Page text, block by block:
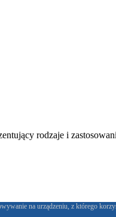
rodzaje i
na urządzeniu, z którego